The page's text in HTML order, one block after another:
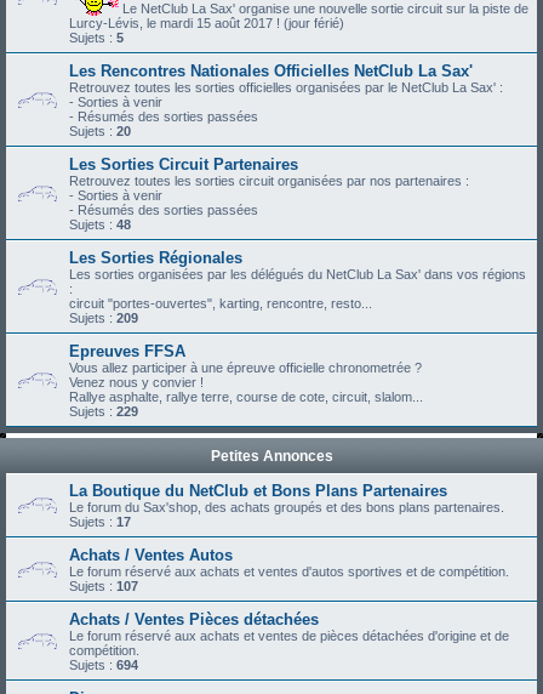
Le NetClub La Sax' organise une nouvelle sortie circuit sur la piste de
Lurcy-Lévis, le mardi 15 août 2017 ! (jour férié)
Sujets : 5
Les Rencontres Nationales Officielles NetClub La Sax'
Retrouvez toutes les sorties officielles organisées par le NetClub La Sax' :
- Sorties à venir
- Résumés des sorties passées
Sujets : 20
Les Sorties Circuit Partenaires
Retrouvez toutes les sorties circuit organisées par nos partenaires :
- Sorties à venir
- Résumés des sorties passées
Sujets : 48
Les Sorties Régionales
Les sorties organisées par les délégués du NetClub La Sax' dans vos régions
:
circuit "portes-ouvertes", karting, rencontre, resto...
Sujets : 209
Epreuves FFSA
Vous allez participer à une épreuve officielle chronometrée ?
Venez nous y convier !
Rallye asphalte, rallye terre, course de cote, circuit, slalom...
Sujets : 229
Petites Annonces
La Boutique du NetClub et Bons Plans Partenaires
Le forum du Sax'shop, des achats groupés et des bons plans partenaires.
Sujets : 17
Achats / Ventes Autos
Le forum réservé aux achats et ventes d'autos sportives et de compétition.
Sujets : 107
Achats / Ventes Pièces détachées
Le forum réservé aux achats et ventes de pièces détachées d'origine et de
compétition.
Sujets : 694